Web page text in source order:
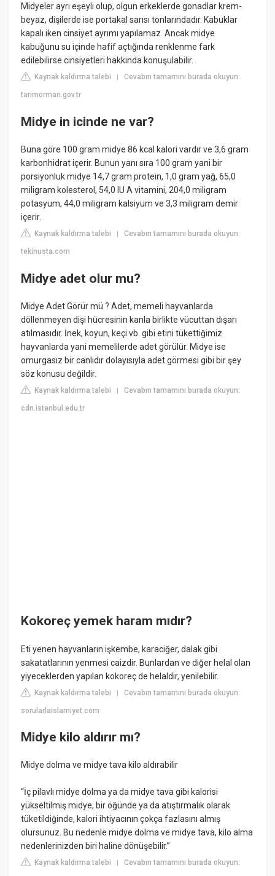
Midyeler ayrı eşeyli olup, olgun erkeklerde gonadlar krem-
beyaz, dişilerde ise portakal sarısı tonlarındadır. Kabuklar
kapalı iken cinsiyet ayrımı yapılamaz. Ancak midye
kabuğunu su içinde hafif açtığında renklenme fark
edilebilirse cinsiyetleri hakkında konuşulabilir.
Kaynak kaldırma talebi |Cevabın tamamını burada okuyun:
tarimorman.gov.tr
Midye in icinde ne var?
Buna göre 100 gram midye 86 kcal kalori vardır ve 3,6 gram
karbonhidrat içerir. Bunun yanı sıra 100 gram yani bir
porsiyonluk midye 14,7 gram protein, 1,0 gram yağ, 65,0
miligram kolesterol, 54,0 IU A vitamini, 204,0 miligram
potasyum, 44,0 miligram kalsiyum ve 3,3 miligram demir
içerir.
Kaynak kaldırma talebi |Cevabın tamamını burada okuyun:
tekinusta.com
Midye adet olur mu?
Midye Adet Görür mü ? Adet, memeli hayvanlarda
döllenmeyen dişi hücresinin kanla birlikte vücuttan dışarı
atılmasıdır. İnek, koyun, keçi vb. gibi etini tükettiğimiz
hayvanlarda yani memelilerde adet görülür. Midye ise
omurgasız bir canlıdır dolayısıyla adet görmesi gibi bir şey
söz konusu değildir.
Kaynak kaldırma talebi |Cevabın tamamını burada okuyun:
cdn.istanbul.edu.tr
Kokoreç yemek haram mıdır?
Eti yenen hayvanların işkembe, karaciğer, dalak gibi
sakatatlarının yenmesi caizdir. Bunlardan ve diğer helal olan
yiyeceklerden yapılan kokoreç de helaldir, yenilebilir.
Kaynak kaldırma talebi |Cevabın tamamını burada okuyun:
sorularlaislamiyet.com
Midye kilo aldırır mı?
Midye dolma ve midye tava kilo aldırabilir
“İç pilavlı midye dolma ya da midye tava gibi kalorisi
yükseltilmiş midye, bir öğünde ya da atıştırmalık olarak
tüketildiğinde, kalori ihtiyacının çokça fazlasını almış
olursunuz. Bu nedenle midye dolma ve midye tava, kilo alma
nedenlerinizden biri haline dönüşebilir.”
Kaynak kaldırma talebi |Cevabın tamamını burada okuyun: